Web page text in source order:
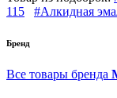
115
#Алкидная
Бренд
Все товары бренда